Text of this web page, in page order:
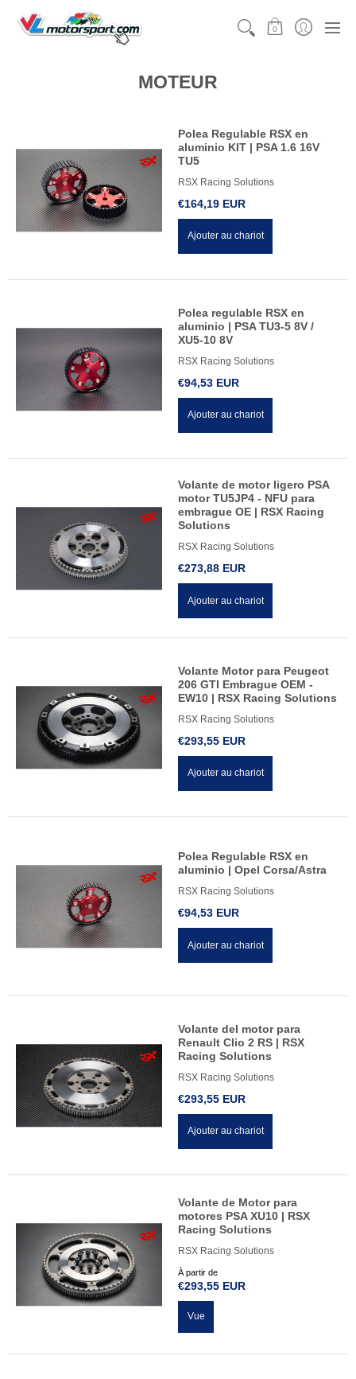
0
MOTEUR
Polea Regulable RSX en
aluminio KIT | PSA 1.6 16V
TU5
RSX Racing Solutions
€164,19 EUR
Ajouter au chariot
Polea regulable RSX en
aluminio | PSA TU3-5 8V /
XU5-10 8V
RSX Racing Solutions
€94,53 EUR
Ajouter au chariot
Volante de motor ligero PSA
motor TU5JP4 - NFU para
embrague OE | RSX Racing
Solutions
RSX Racing Solutions
€273,88 EUR
Ajouter au chariot
Volante Motor para Peugeot
206 GTI Embrague OEM -
EW10 | RSX Racing Solutions
RSX Racing Solutions
€293,55 EUR
Ajouter au chariot
Polea Regulable RSX en
aluminio | Opel Corsa/Astra
RSX Racing Solutions
€94,53 EUR
Ajouter au chariot
Volante del motor para
Renault Clio 2 RS | RSX
Racing Solutions
RSX Racing Solutions
€293,55 EUR
Ajouter au chariot
Volante de Motor para
motores PSA XU10 | RSX
Racing Solutions
RSX Racing Solutions
À partir de
€293,55 EUR
Vue